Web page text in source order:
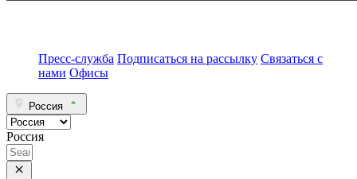
Пресс-служба Подписаться на рассылку Связаться с
нами Офисы
Россия
Россия